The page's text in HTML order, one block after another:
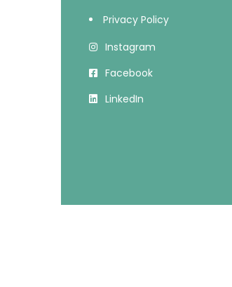
Privacy Policy
Instagram
Facebook
LinkedIn